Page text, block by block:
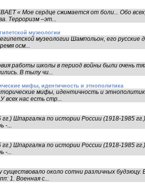
« Мое сердце сжимается от боли... Обо
Терроризм –эт...
музеологии
музеологии Шампольон, его русские
осм...
работы школы в период войны были очень
В тылу чи...
мифы, идентичность и этнополитика
мифы, идентичность и
всех нас есть стр...
Шпаргалка по истории России (1918-1985
-...
Шпаргалка по истории России (1918-1985
-...
около сотни различных будзюцу.
1. Военная с...